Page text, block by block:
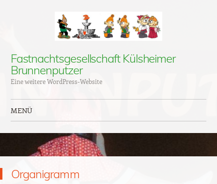
Fastnachtsgesellschaft Külsheimer
Brunnenputzer
Eine weitere WordPress-Website
MENÜ
Organigramm